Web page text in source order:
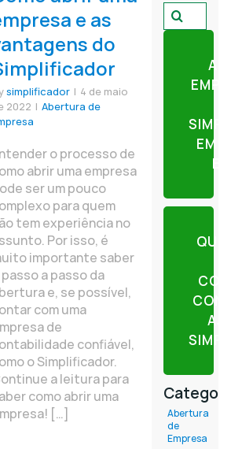
e as
do
simplificador | 4 de maio
2022 | Abertura de
o processo de
abrir uma empresa
ser um pouco
para quem
tem experiência no
Por isso, é
importante saber
passo a passo da
e, se possível,
com uma
de
confiável,
o Simplificador.
a leitura para
como abrir uma
[…]
Pesquisar
por:
EM
QUER
Abertura
de
Empresa